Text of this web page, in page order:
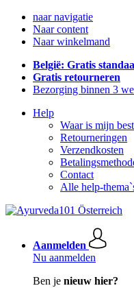
naar navigatie
Naar content
Naar winkelmand
België: Gratis
Gratis retourneren
Bezorging binnen 3
Help
Waar is mijn
Retourneringen
Verzendkosten
Contact
Alle help-
Aanmelden
Nu aanmelden
Ben je nieuw hier?